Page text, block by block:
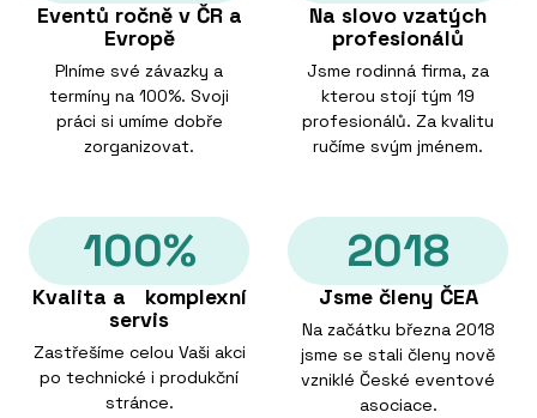
Eventů ročně v ČR a
Evropě
Plníme své závazky a
termíny na 100%. Svoji
práci si umíme dobře
zorganizovat.
Na slovo vzatých
profesionálů
Jsme rodinná firma, za
kterou stojí tým 19
profesionálů. Za kvalitu
ručíme svým jménem.
100%
Kvalita a komplexní
servis
Zastřešíme celou Vaši akci
po technické i produkční
stránce.
2018
Jsme členy ČEA
Na začátku března 2018
jsme se stali členy nově
vzniklé České eventové
asociace.